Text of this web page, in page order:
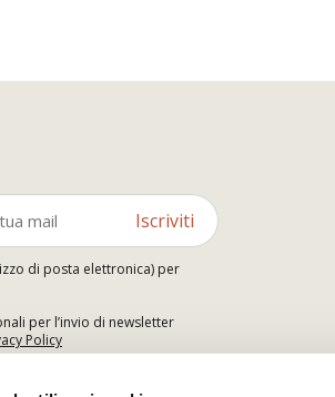
Iscriviti
di posta elettronica) per
per l’invio di newsletter
Policy